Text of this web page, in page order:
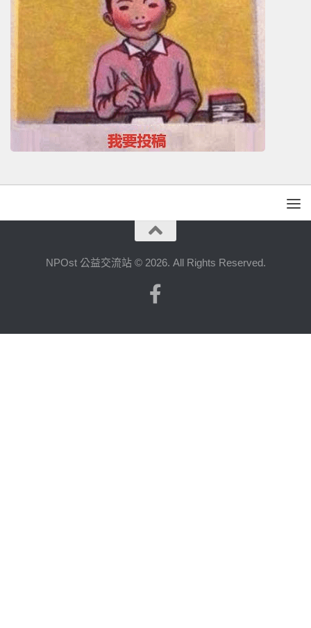
NPOst 公益交流站 © 2026. All Rights Reserved.